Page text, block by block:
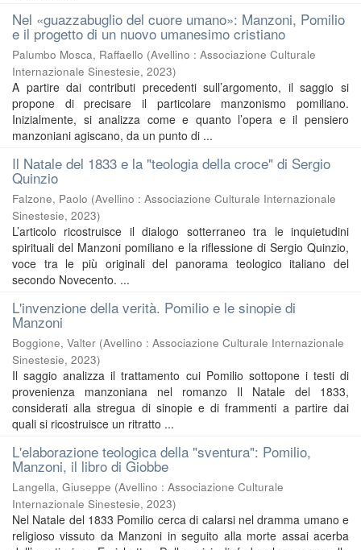
Nel «guazzabuglio del cuore umano»: Manzoni, Pomilio
e il progetto di un nuovo umanesimo cristiano
Palumbo Mosca, Raffaello (Avellino : Associazione Culturale
Internazionale Sinestesie, 2023)
A partire dai contributi precedenti sull’argomento, il saggio si
propone di precisare il particolare manzonismo pomiliano.
Inizialmente, si analizza come e quanto l’opera e il pensiero
manzoniani agiscano, da un punto di ...
Il Natale del 1833 e la "teologia della croce" di Sergio
Quinzio
Falzone, Paolo (Avellino : Associazione Culturale Internazionale
Sinestesie, 2023)
L’articolo ricostruisce il dialogo sotterraneo tra le inquietudini
spirituali del Manzoni pomiliano e la riflessione di Sergio Quinzio,
voce tra le più originali del panorama teologico italiano del
secondo Novecento. ...
L'invenzione della verità. Pomilio e le sinopie di
Manzoni
Boggione, Valter (Avellino : Associazione Culturale Internazionale
Sinestesie, 2023)
Il saggio analizza il trattamento cui Pomilio sottopone i testi di
provenienza manzoniana nel romanzo Il Natale del 1833,
considerati alla stregua di sinopie e di frammenti a partire dai
quali si ricostruisce un ritratto ...
L'elaborazione teologica della "sventura": Pomilio,
Manzoni, il libro di Giobbe
Langella, Giuseppe (Avellino : Associazione Culturale
Internazionale Sinestesie, 2023)
Nel Natale del 1833 Pomilio cerca di calarsi nel dramma umano e
religioso vissuto da Manzoni in seguito alla morte assai acerba